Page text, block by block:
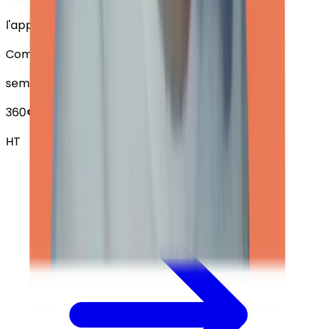
l'application de suivi
Compte rendu
semestriel
360€
HT